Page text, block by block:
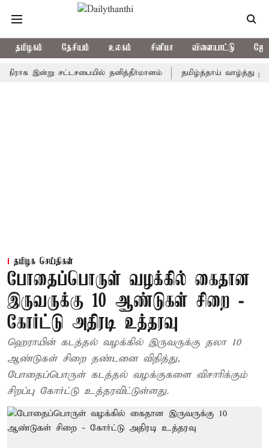
தமிழகம் தேசியம் உலகம் சினிமா விளையாட்டு
இன்று சட்டசபையில் தனித்தீர்மானம் தமிழ்த்தாய் வாழ்த்து
தமிழக செய்திகள்
போதைப்பொருள் வழக்கில் கைதான
இருவருக்கு 10 ஆண்டுகள் சிறை -
கோர்ட்டு அதிரடி உத்தரவு
ஹெராயின் கடத்தல் வழக்கில் இருவருக்கு தலா 10
ஆண்டுகள் சிறை தண்டனை விதித்து,
போதைப்பொருள் கடத்தல் வழக்குகளை விசாரிக்கும்
சிறப்பு கோர்ட்டு உத்தரவிட்டுள்ளது.